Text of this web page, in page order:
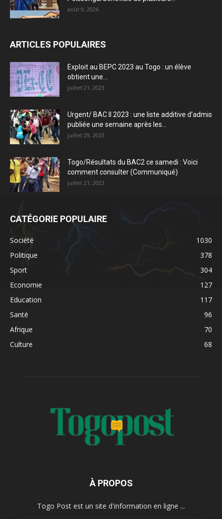
août 9, 2026
ARTICLES POPULAIRES
Exploit au BEPC 2023 au Togo : un élève
obtient une...
juillet 21, 2023
Urgent/ BAC II 2023 : une liste additive d’admis
publiée une semaine après les...
juillet 29, 2023
Togo/Résultats du BAC2 ce samedi : Voici
comment consulter (Communiqué)
juillet 21, 2023
CATÉGORIE POPULAIRE
Société
1030
Politique
378
Sport
304
Economie
127
Education
117
Santé
96
Afrique
70
Culture
68
À PROPOS
Togo Post est un site d'information en ligne ...